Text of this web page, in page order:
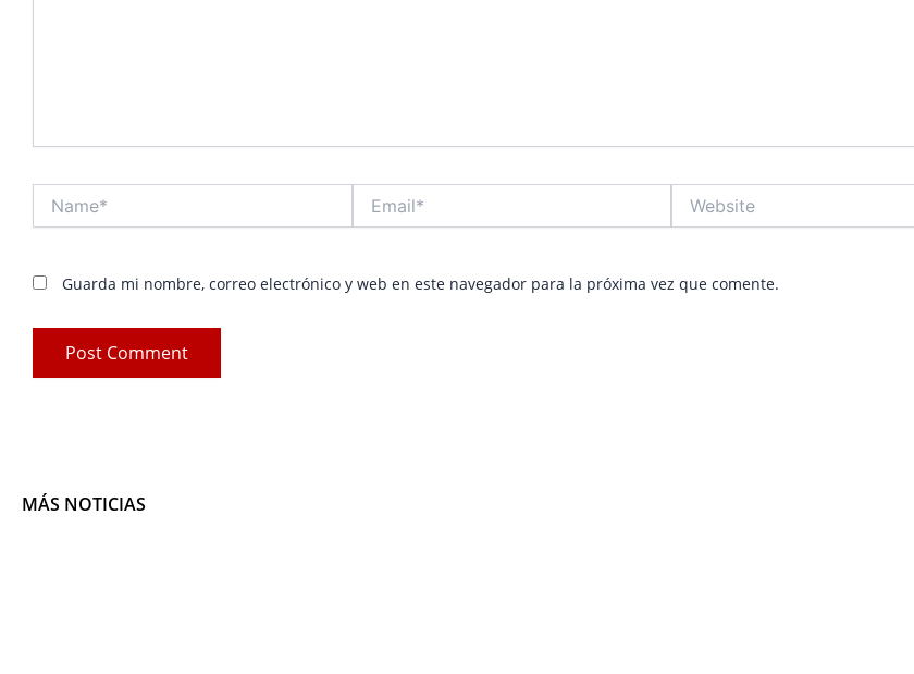
Guarda mi nombre, correo electrónico y web en este navegador para la próxima vez que comente.
MÁS NOTICIAS